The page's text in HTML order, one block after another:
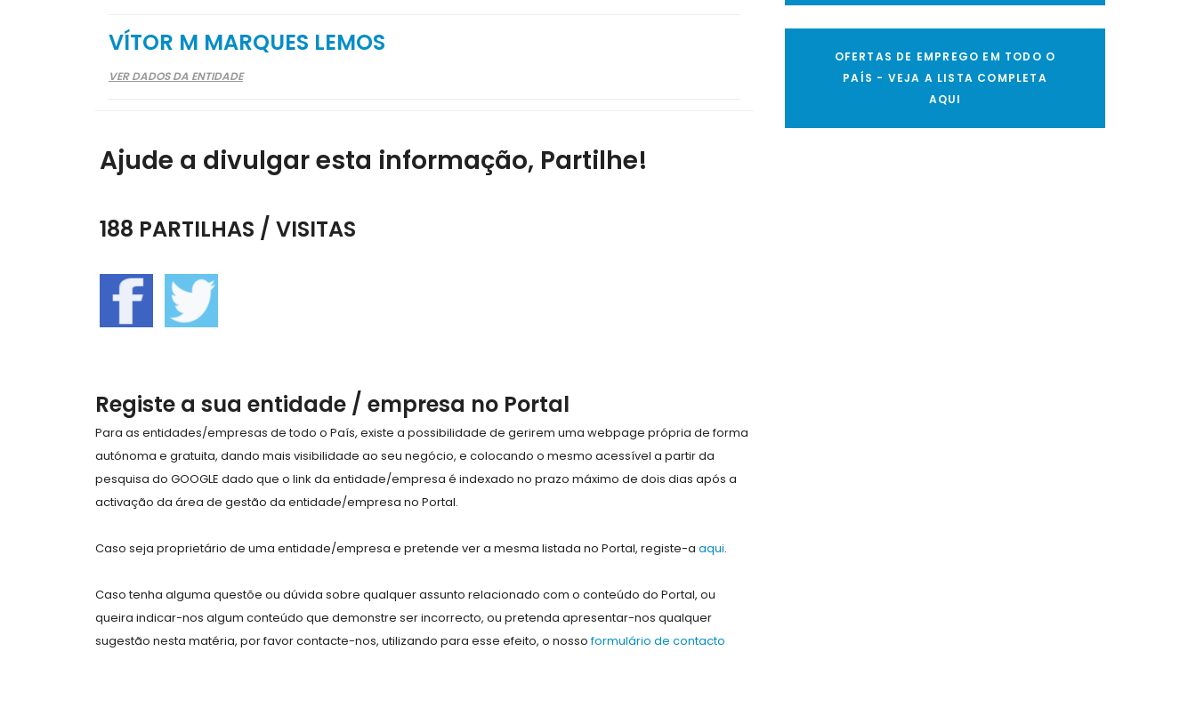
VÍTOR M MARQUES LEMOS
VER DADOS DA ENTIDADE
Ajude a divulgar esta informação, Partilhe!
188 PARTILHAS / VISITAS
Registe a sua entidade / empresa no Portal
Para as entidades/empresas de todo o País, existe a possibilidade de gerirem uma webpage própria de forma
autónoma e gratuita, dando mais visibilidade ao seu negócio, e colocando o mesmo acessível a partir da
pesquisa do GOOGLE dado que o link da entidade/empresa é indexado no prazo máximo de dois dias após a
activação da área de gestão da entidade/empresa no Portal.
Caso seja proprietário de uma entidade/empresa e pretende ver a mesma listada no Portal, registe-a aqui.
Caso tenha alguma questõe ou dúvida sobre qualquer assunto relacionado com o conteúdo do Portal, ou
queira indicar-nos algum conteúdo que demonstre ser incorrecto, ou pretenda apresentar-nos qualquer
sugestão nesta matéria, por favor contacte-nos, utilizando para esse efeito, o nossoformulário de contacto
OFERTAS DE EMPREGO EM TODO O
PAÍS - VEJA A LISTA COMPLETA
AQUI